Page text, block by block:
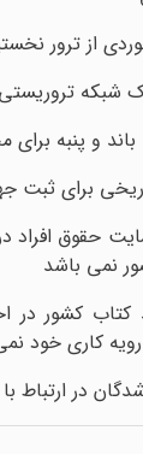
از ترور
تروریستی
و پنبه برای
افراد در
نمی باشد
کشور در
کاری خود
در ارتباط با